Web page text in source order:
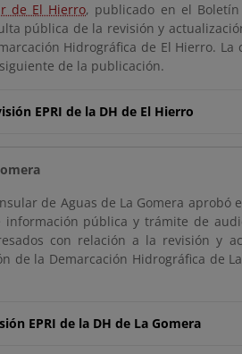
de El Hierro, publicado en el
pública de la revisión y
Hidrográfica de El Hierro.
de la publicación.
EPRI de la DH de El Hierro
de Aguas de La Gomera
pública y trámite de
con relación a la revisión y
de la Demarcación Hidrográfica de
EPRI de la DH de La Gomera